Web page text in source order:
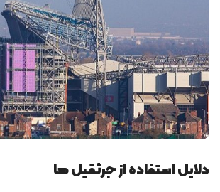
دلایل استفاده از جرثقیل ها